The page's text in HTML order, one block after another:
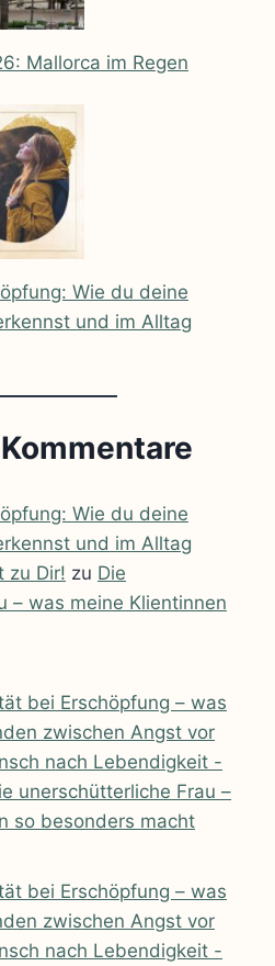
Mallorca im Regen
Wie du deine
und im Alltag
Wie du deine
und im Alltag
zu Dir! zu Die
– was meine Klientinnen
bei Erschöpfung – was
zwischen Angst vor
nach Lebendigkeit -
unerschütterliche Frau –
so besonders macht
bei Erschöpfung – was
zwischen Angst vor
nach Lebendigkeit -